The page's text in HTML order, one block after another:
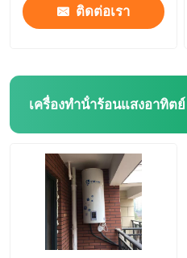
ติดต่อเรา
เครื่องทําน้ําร้อนแสงอาทิตย์